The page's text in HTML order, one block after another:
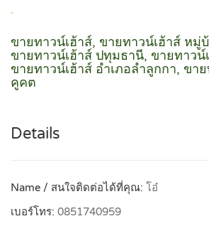
.
ขายทาวน์เฮ้าส์, ขายทาวน์เฮ้าส์ หมู่
ขายทาวน์เฮ้าส์ ปทุมธานี, ขายทาวน์
ขายทาวน์เฮ้าส์ อำเภอลำลูกกา, ขา
คูคต
Details
Name / สนใจติดต่อได้ที่คุณ: โอ๋
เบอร์โทร: 0851740959